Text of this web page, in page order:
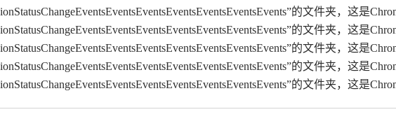
的文件夹，这是
的文件夹，这是
的文件夹，这是
的文件夹，这是
的文件夹，这是